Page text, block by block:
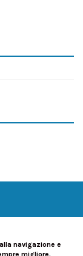
navigazione e